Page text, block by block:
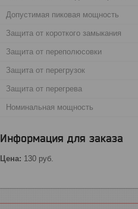
Допустимая пиковая мощность
Защита от короткого замыкания
Защита от переполюсовки
Защита от перегрузок
Защита от перегрева
Номинальная мощность
Информация для заказа
Цена: 130 руб.